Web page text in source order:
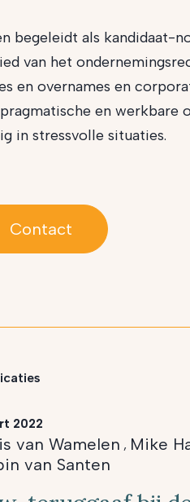
begeleidt als kandidaat-
van het
en overnames en
en werkbare
in stressvolle situaties.
Contact
2022
van Wamelen , Mike
van Santen